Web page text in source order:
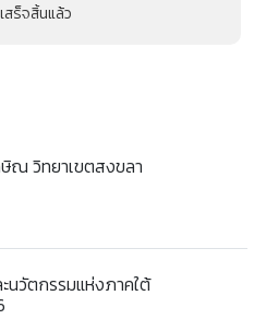
สร็จสิ้นแล้ว
ณ วิทยาเขตสงขลา
นวัตกรรมแห่งภาคใต้